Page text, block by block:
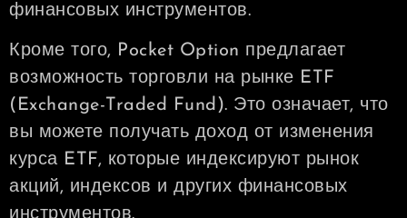
финансовых инструментов.
Кроме того, Pocket Option предлагает
возможность торговли на рынке ETF
(Exchange-Traded Fund). Это означает, что
вы можете получать доход от изменения
курса ETF, которые индексируют рынок
акций, индексов и других финансовых